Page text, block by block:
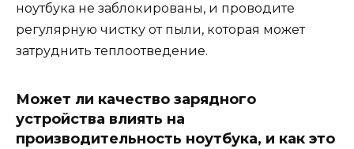
ноутбука не заблокированы, и проводите
регулярную чистку от пыли, которая может
затруднить теплоотведение.
Может ли качество зарядного
устройства влиять на
производительность ноутбука, и как это